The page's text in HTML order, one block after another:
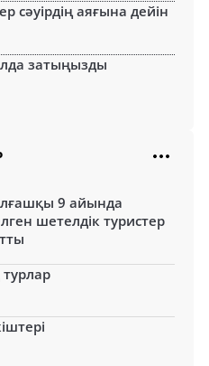
сәуірдің аяғына дейін
затыңызды
9 айында
шетелдік туристер